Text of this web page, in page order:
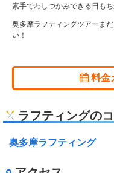
素手でわしづかみできる日も
奥多摩ラフティングツアーま
い！
料金
ラフティングの
奥多摩ラフティング